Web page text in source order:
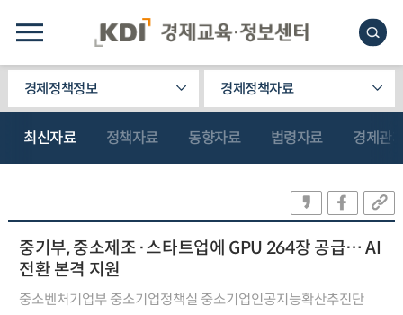
경제정책정보 경제정책자료
최신자료 정책자료 동향자료 법령자료 경제관
중기부, 중소제조·스타트업에 GPU 264장 공급… AI
전환 본격 지원
중소벤처기업부 중소기업정책실 중소기업인공지능확산추진단